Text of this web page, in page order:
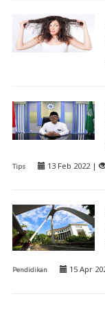
Tips 13 Feb 2022 |
Pendidikan 15 Apr